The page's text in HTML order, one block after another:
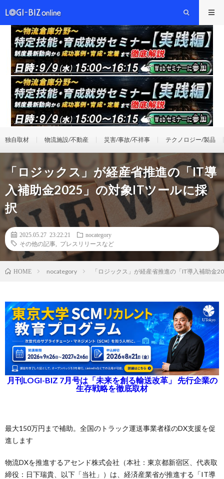
独自取材 物流施設/不動産 災害/事故/不祥事 テクノロジー/製品
「ロジックス」が経産省推進の「IT導
入補助金2025」の対象ITツールに採
択
2025.05.27 23:22:21
nocategory
その他の記事
プレスリリースなど
HOME nocategory 「ロジックス」が経産省推進の「IT導入補助金
月刊LOGI-BIZ 7月号は「未来を創る輸送改革」 先行企業の
生存戦略を徹底取材
最大150万円まで補助。全国のトラック運送事業者様のDX支援を促
進します
物流DXを推進するアセンド株式会社（本社：東京都新宿区、代表取
締役：日下瑞貴、以下「当社」）は、経済産業省が推進する「IT導